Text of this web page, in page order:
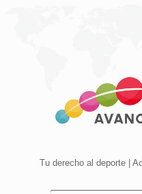
Tu derecho al deporte |